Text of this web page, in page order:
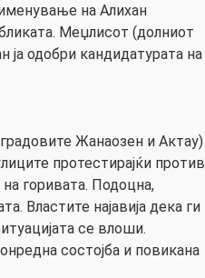
на Алихан
Меџлисот (долниот
ја одобри кандидатурата на
Жанаозен и Актау)
протестирајќи против
горивата. Подоцна,
Властите најавија дека ги
се влоши.
состојба и повикана